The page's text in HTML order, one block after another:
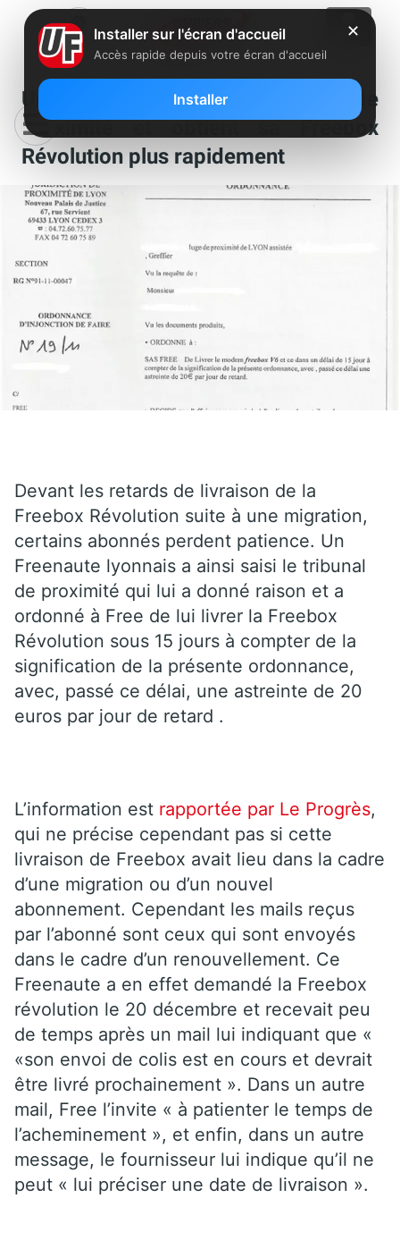
Un freenaute saisit le juge de
proximité et obtient sa Freebox
Révolution plus rapidement
Devant les retards de livraison de la
Freebox Révolution suite à une migration,
certains abonnés perdent patience. Un
Freenaute lyonnais a ainsi saisi le tribunal
de proximité qui lui a donné raison et a
ordonné à Free de lui livrer la Freebox
Révolution sous 15 jours à compter de la
signification de la présente ordonnance,
avec, passé ce délai, une astreinte de 20
euros par jour de retard .
L’information est rapportée par Le Progrès,
qui ne précise cependant pas si cette
livraison de Freebox avait lieu dans la cadre
d’une migration ou d’un nouvel
abonnement. Cependant les mails reçus
par l’abonné sont ceux qui sont envoyés
dans le cadre d’un renouvellement. Ce
Freenaute a en effet demandé la Freebox
révolution le 20 décembre et recevait peu
de temps après un mail lui indiquant que «
«son envoi de colis est en cours et devrait
être livré prochainement ». Dans un autre
mail, Free l’invite « à patienter le temps de
l’acheminement », et enfin, dans un autre
message, le fournisseur lui indique qu’il ne
peut « lui préciser une date de livraison ».
✕
Installer sur l'écran d'accueil
Accès rapide depuis votre écran d'accueil
Installer